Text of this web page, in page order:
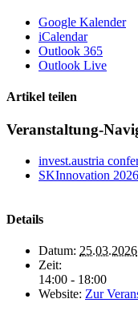
Google Kalender
iCalendar
Outlook 365
Outlook Live
Artikel teilen
X
LinkedIn
E-
Veranstaltung-
invest.austria
SKInnovation 2026
Details
Datum: 25.03.2026
Zeit:
14:00 - 18:00
Website: Zur